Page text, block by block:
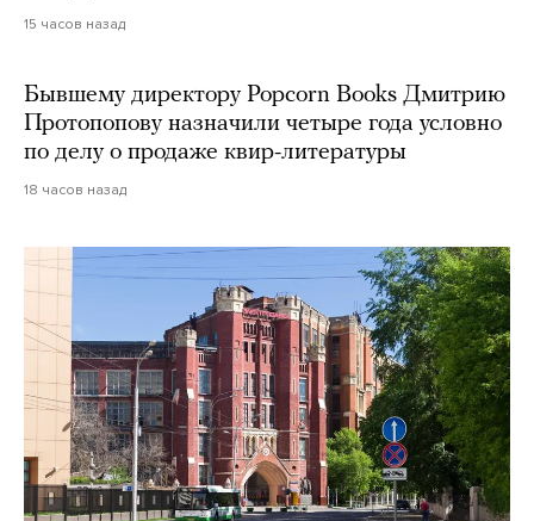
15 часов назад
Бывшему директору Popcorn Books Дмитрию
Протопопову назначили четыре года условно
по делу о продаже квир-литературы
18 часов назад